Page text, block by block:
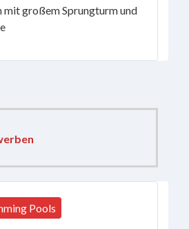
mit großem Sprungturm und
Pools